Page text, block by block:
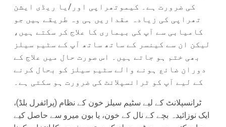
کی ضرورت ہے۔ کیموتھراپی اور/یا ریڈی ایشن
تھراپی کی زیادہ مقداریں ہی وہ طریقے ہیں جو
کامیابی سے آپ کی بیماری کا علاج کر سکتے ہیں،
لیکن ان سے کینسر کے ساتھ ساتھ آپ کے سٹیم سیلز
بھی ختم ہو جاتے ہیں۔ اس صورت حال میں علاج کے
دوران ضائع ہونے والے سٹیم سیلز کو بحال کرنے
کے لیے آپ کو ٹرانسپلانٹ کی ضرورت ہو سکتی ہے۔
ٹرانسپلانٹ کے لیے سٹیم سیلز خون کے نظام (پرائفرل بلڈ)،
ایک نوزائیدہ بچے کے نال کے خون، یا بون میرو سے حاصل کیے